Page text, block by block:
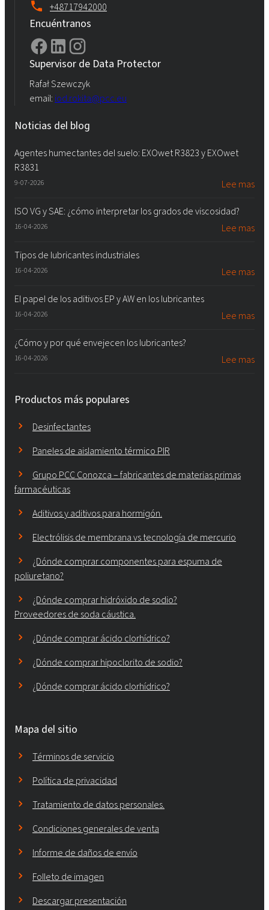
+48717942000
Encuéntranos
Supervisor de Data Protector
Rafał Szewczyk
email: iod.rokita@pcc.eu
Noticias del blog
Agentes humectantes del suelo: EXOwet R3823 y EXOwet
R3831
9-07-2026 Lee mas
ISO VG y SAE: ¿cómo interpretar los grados de viscosidad?
16-04-2026 Lee mas
Tipos de lubricantes industriales
16-04-2026 Lee mas
El papel de los aditivos EP y AW en los lubricantes
16-04-2026 Lee mas
¿Cómo y por qué envejecen los lubricantes?
16-04-2026 Lee mas
Productos más populares
Desinfectantes
Paneles de aislamiento térmico PIR
Grupo PCC Conozca – fabricantes de materias primas
farmacéuticas
Aditivos y aditivos para hormigón.
Electrólisis de membrana vs tecnología de mercurio
¿Dónde comprar componentes para espuma de
poliuretano?
¿Dónde comprar hidróxido de sodio?
Proveedores de soda cáustica.
¿Dónde comprar ácido clorhídrico?
¿Dónde comprar hipoclorito de sodio?
¿Dónde comprar ácido clorhídrico?
Mapa del sitio
Términos de servicio
Política de privacidad
Tratamiento de datos personales.
Condiciones generales de venta
Informe de daños de envío
Folleto de imagen
Descargar presentación